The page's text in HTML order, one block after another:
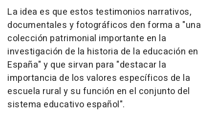
La idea es que estos testimonios narrativos,
documentales y fotográficos den forma a "una
colección patrimonial importante en la
investigación de la historia de la educación en
España" y que sirvan para "destacar la
importancia de los valores específicos de la
escuela rural y su función en el conjunto del
sistema educativo español".